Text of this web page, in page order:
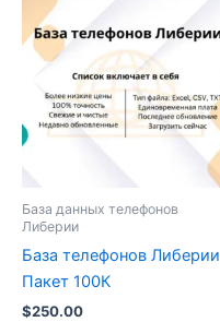
База данных телефонов
Либерии
База телефонов Либерии
Пакет 100К
$250.00